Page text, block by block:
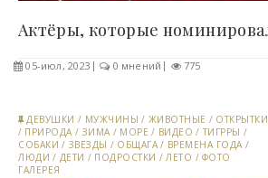
05-июл, 2023 0 мнений 775
ДЕВУШКИ / МУЖЧИНЫ / ЖИВОТНЫЕ / ОТКРЫТКИ
/ ПРИРОДА / ЗИМА / МОРЕ / ВИДЕО / ТИГРРЫ /
СОБАКИ / ЗВЕЗДЫ / ОБЩАГА / ВРЕМЕНА ГОДА /
ЛЮДИ / ДЕТИ / ПОДРОСТКИ /ЛЕТО / ФОТО
ГАЛЕРЕЯ